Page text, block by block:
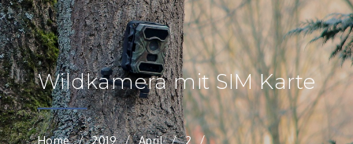
Wildkamera mit SIM Karte
Home 2019 April
2